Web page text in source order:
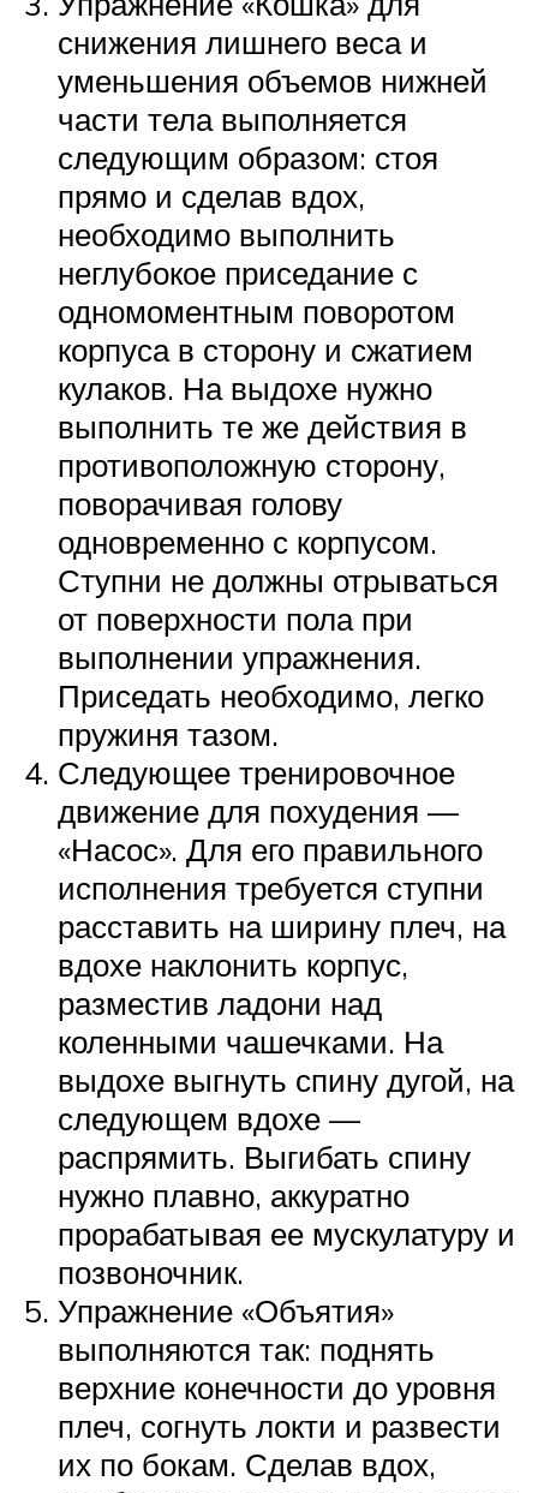
снижения лишнего веса и
уменьшения объемов нижней
части тела выполняется
следующим образом: стоя
прямо и сделав вдох,
необходимо выполнить
неглубокое приседание с
одномоментным поворотом
корпуса в сторону и сжатием
кулаков. На выдохе нужно
выполнить те же действия в
противоположную сторону,
поворачивая голову
одновременно с корпусом.
Ступни не должны отрываться
от поверхности пола при
выполнении упражнения.
Приседать необходимо, легко
пружиня тазом.
Следующее тренировочное
движение для похудения —
«Насос». Для его правильного
исполнения требуется ступни
расставить на ширину плеч, на
вдохе наклонить корпус,
разместив ладони над
коленными чашечками. На
выдохе выгнуть спину дугой, на
следующем вдохе —
распрямить. Выгибать спину
нужно плавно, аккуратно
прорабатывая ее мускулатуру и
позвоночник.
Упражнение «Объятия»
выполняются так: поднять
верхние конечности до уровня
плеч, согнуть локти и развести
их по бокам. Сделав вдох,